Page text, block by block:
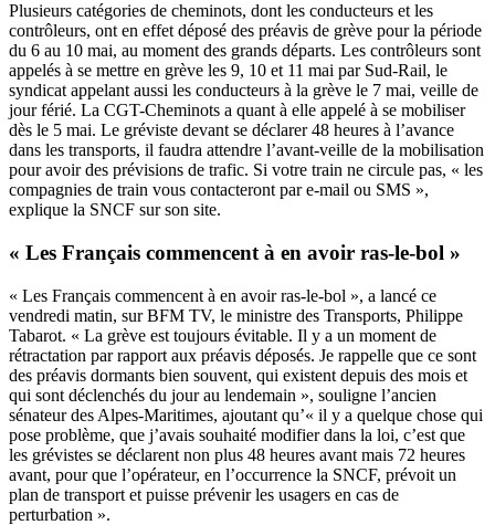
Plusieurs catégories de cheminots, dont les conducteurs et les
contrôleurs, ont en effet déposé des préavis de grève pour la période
du 6 au 10 mai, au moment des grands départs. Les contrôleurs sont
appelés à se mettre en grève les 9, 10 et 11 mai par Sud-Rail, le
syndicat appelant aussi les conducteurs à la grève le 7 mai, veille de
jour férié. La CGT-Cheminots a quant à elle appelé à se mobiliser
dès le 5 mai. Le gréviste devant se déclarer 48 heures à l’avance
dans les transports, il faudra attendre l’avant-veille de la mobilisation
pour avoir des prévisions de trafic. Si votre train ne circule pas, « les
compagnies de train vous contacteront par e-mail ou SMS »,
explique la SNCF sur son site.
« Les Français commencent à en avoir ras-le-bol »
« Les Français commencent à en avoir ras-le-bol », a lancé ce
vendredi matin, sur BFM TV, le ministre des Transports, Philippe
Tabarot. « La grève est toujours évitable. Il y a un moment de
rétractation par rapport aux préavis déposés. Je rappelle que ce sont
des préavis dormants bien souvent, qui existent depuis des mois et
qui sont déclenchés du jour au lendemain », souligne l’ancien
sénateur des Alpes-Maritimes, ajoutant qu’« il y a quelque chose qui
pose problème, que j’avais souhaité modifier dans la loi, c’est que
les grévistes se déclarent non plus 48 heures avant mais 72 heures
avant, pour que l’opérateur, en l’occurrence la SNCF, prévoit un
plan de transport et puisse prévenir les usagers en cas de
perturbation ».